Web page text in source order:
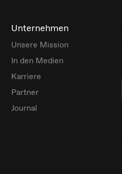
Unternehmen
Unsere Mission
In den Medien
Karriere
Partner
Journal